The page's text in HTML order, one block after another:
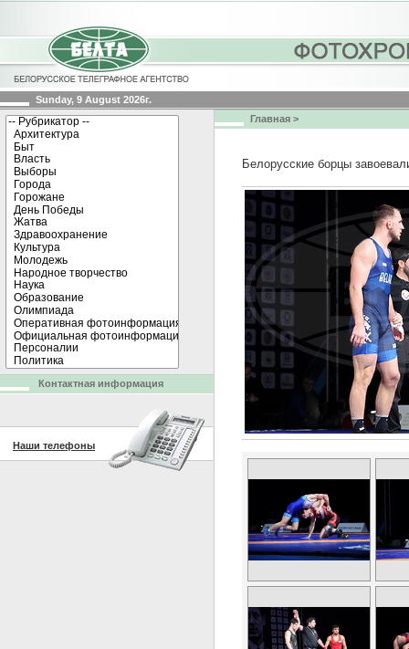
Sunday, 9 August 2026г.
Главная >
Белорусские борцы
Контактная информация
Наши телефоны